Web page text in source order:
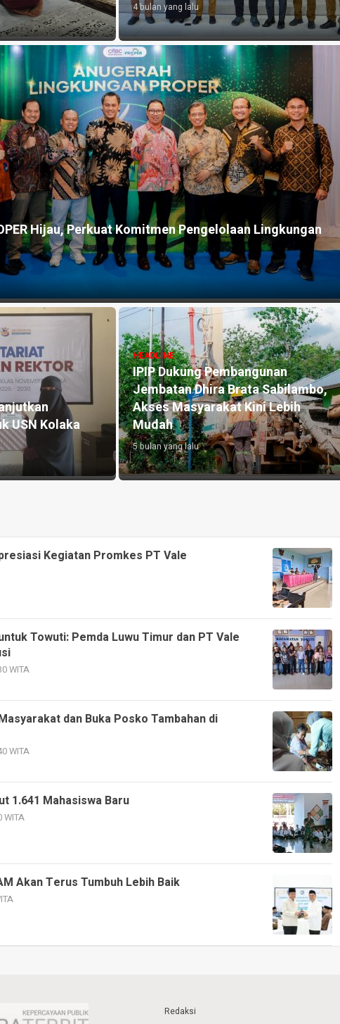
4 bulan yang lalu
Hijau, Perkuat Komitmen Pengelolaan Lingkungan
USN Kolaka
HEADLINE
IPIP Dukung Pembangunan
Jembatan Dhira Brata Sabilambo,
Akses Masyarakat Kini Lebih
Mudah
5 bulan yang lalu
Kegiatan Promkes PT Vale
Towuti: Pemda Luwu Timur dan PT Vale
WITA
dan Buka Posko Tambahan di
WITA
1.641 Mahasiswa Baru
WITA
Akan Terus Tumbuh Lebih Baik
Redaksi